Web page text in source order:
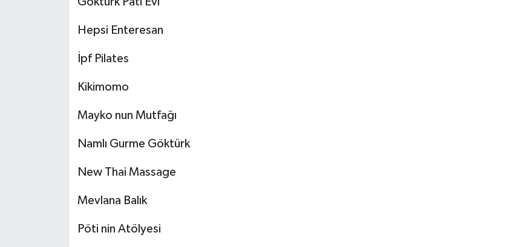
Hepsi Enteresan
İpf Pilates
Kikimomo
Mayko nun Mutfağı
Namlı Gurme Göktürk
New Thai Massage
Mevlana Balık
Pöti nin Atölyesi